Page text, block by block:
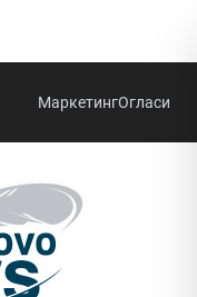
МаркетингОгласи